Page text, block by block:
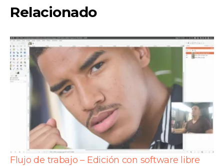
Relacionado
Flujo de trabajo – Edición con software libre